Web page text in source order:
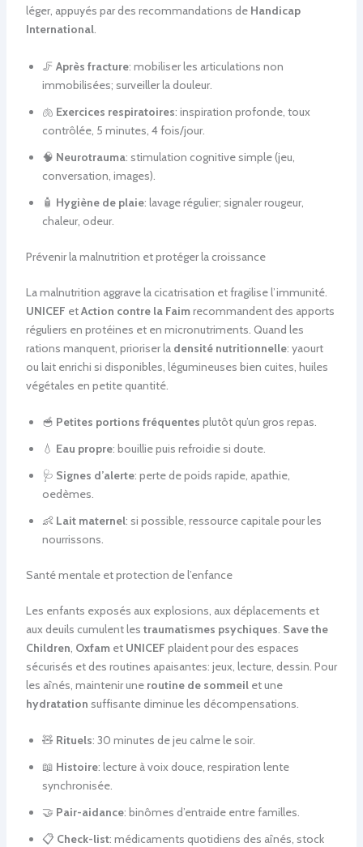
léger, appuyés par des recommandations de Handicap
International.
🦵 Après fracture: mobiliser les articulations non
immobilisées; surveiller la douleur.
🫁 Exercices respiratoires: inspiration profonde, toux
contrôlée, 5 minutes, 4 fois/jour.
🧠 Neurotrauma: stimulation cognitive simple (jeu,
conversation, images).
🧴 Hygiène de plaie: lavage régulier; signaler rougeur,
chaleur, odeur.
Prévenir la malnutrition et protéger la croissance
La malnutrition aggrave la cicatrisation et fragilise l’immunité.
UNICEF etAction contre la Faimrecommandent des apports
réguliers en protéines et en micronutriments. Quand les
rations manquent, prioriser la densité nutritionnelle: yaourt
ou lait enrichi si disponibles, légumineuses bien cuites, huiles
végétales en petite quantité.
🥣 Petites portions fréquentes plutôt qu’un gros repas.
💧 Eau propre: bouillie puis refroidie si doute.
🩺 Signes d’alerte: perte de poids rapide, apathie,
oedèmes.
👶 Lait maternel: si possible, ressource capitale pour les
nourrissons.
Santé mentale et protection de l’enfance
Les enfants exposés aux explosions, aux déplacements et
aux deuils cumulent les traumatismes psychiques. Save the
Children, Oxfamet UNICEF plaident pour des espaces
sécurisés et des routines apaisantes: jeux, lecture, dessin. Pour
les aînés, maintenir une routine de sommeilet une
hydratation suffisante diminue les décompensations.
🧸 Rituels: 30 minutes de jeu calme le soir.
📖 Histoire: lecture à voix douce, respiration lente
synchronisée.
🤝 Pair-aidance: binômes d’entraide entre familles.
📋 Check-list: médicaments quotidiens des aînés, stock